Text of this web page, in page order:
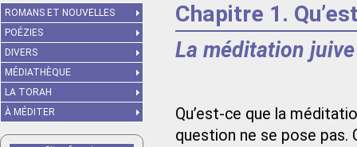
Chapitre 1.
La méditation juive
Qu’est-ce que la
question ne se pose pas.
ROMANS ET NOUVELLES
POÉZIES
DIVERS
MÉDIATHÈQUE
LA TORAH
À MÉDITER